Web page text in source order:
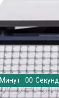
Минут 00 Секунд